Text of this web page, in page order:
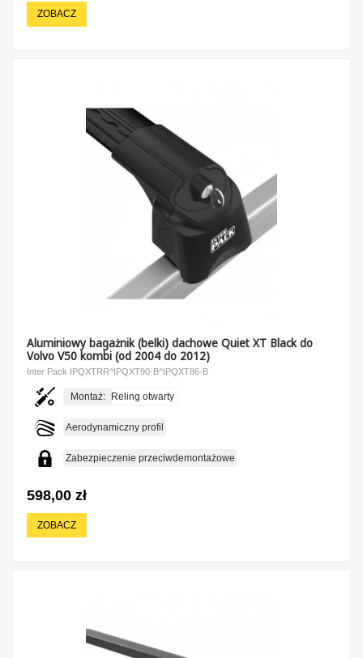
ZOBACZ
Aluminiowy bagażnik (belki) dachowe Quiet XT Black do
Volvo V50 kombi (od 2004 do 2012)
Inter Pack IPQXTRR^IPQXT90-B^IPQXT86-B
Montaż: Reling otwarty
Aerodynamiczny profil
Zabezpieczenie przeciwdemontażowe
598,00 zł
ZOBACZ